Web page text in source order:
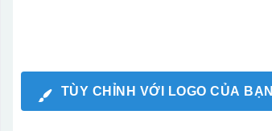
TÙY CHỈNH VỚI LOGO CỦA BẠN